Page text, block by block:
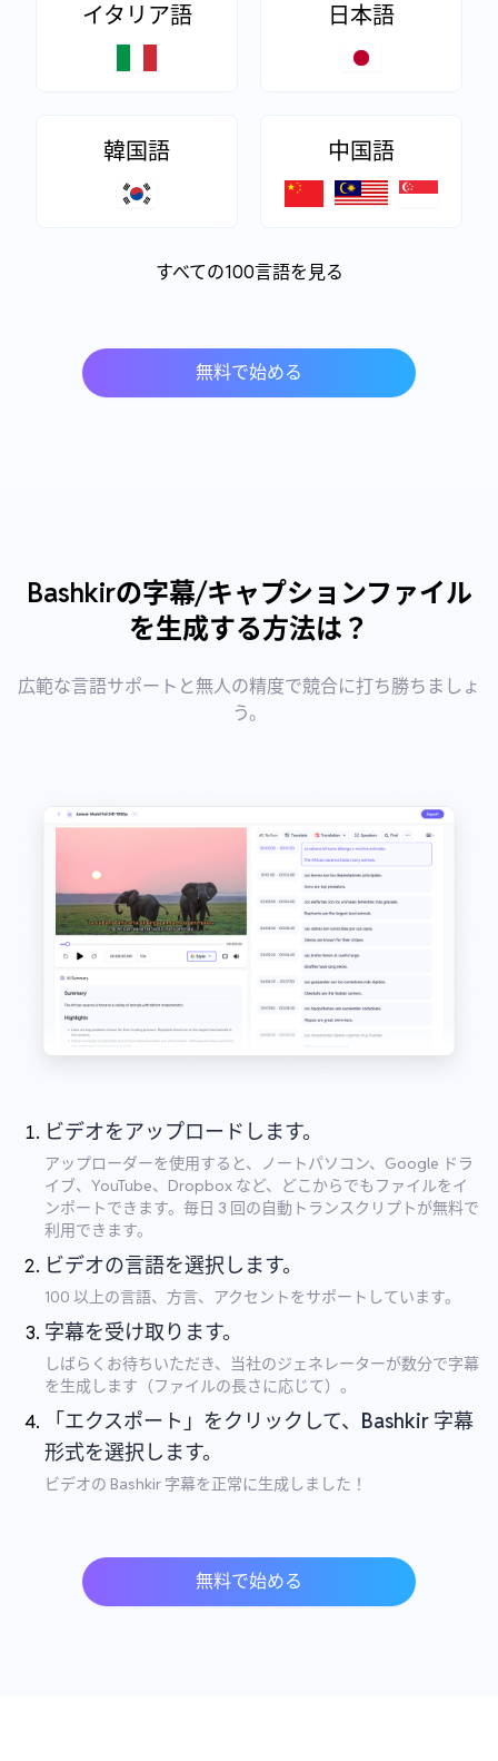
イタリア語 日本語
韓国語 中国語
すべての100言語を見る
無料で始める
Bashkirの字幕/キャプションファイル
を生成する方法は？
広範な言語サポートと無人の精度で競合に打ち勝ちましょ
う。
ビデオをアップロードします。
アップローダーを使用すると、ノートパソコン、Google ドラ
イブ、YouTube、Dropbox など、どこからでもファイルをイ
ンポートできます。毎日 3 回の自動トランスクリプトが無料で
利用できます。
ビデオの言語を選択します。
100 以上の言語、方言、アクセントをサポートしています。
字幕を受け取ります。
しばらくお待ちいただき、当社のジェネレーターが数分で字幕
を生成します（ファイルの長さに応じて）。
「エクスポート」をクリックして、Bashkir 字幕
形式を選択します。
ビデオの Bashkir 字幕を正常に生成しました！
無料で始める